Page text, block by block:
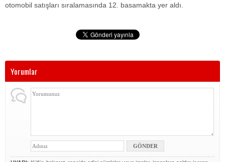
otomobil satışları sıralamasında 12. basamakta yer aldı.
Yorumlar